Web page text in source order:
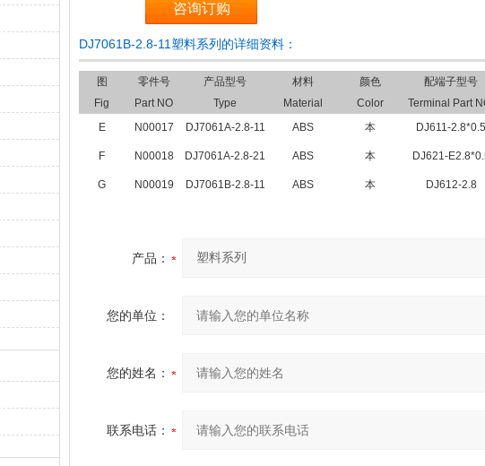
咨询订购
DJ7061B-2.8-11塑料系列的详细资料：
图
Fig
零件号
Part NO
产品型号
Type
材料
Material
颜色
Color
配端子型号
Terminal Part
E
N00017 DJ7061A-2.8-11 ABS 本 DJ611-2.8*0.5
F N00018 DJ7061A-2.8-21 ABS 本 DJ621-
G N00019 DJ7061B-2.8-11 ABS 本 DJ612-2.8
产品：
您的单位：
您的姓名：
联系电话：